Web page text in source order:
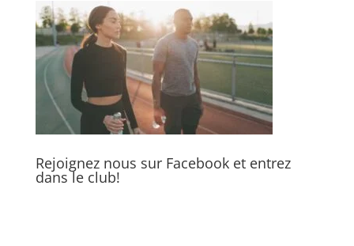
Rejoignez nous sur Facebook et entrez
dans le club!